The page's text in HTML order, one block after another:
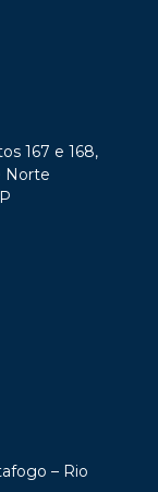
167 e 168,
Norte
– Rio